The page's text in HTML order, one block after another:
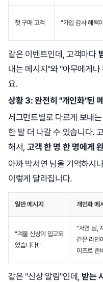
첫 구매 고객 "가입 감사 혜택
같은 이벤트인데, 고객마다
내는 메시지"와 "아무에게
요.
상황 3: 완전히 "개인화"된
세그먼트별로 다르게 보내
한 발 더 나갈 수 있습니다.
해서, 고객 한 명 한 명에게
아까 박서연 님을 기억하시
이렇게 달라집니다.
일반 메시지 개인화 메
"겨울 신상이 입고되
었습니다!"
"서연 님,
같은 라인
이즈로 준
같은 "신상 알림"인데, 받는